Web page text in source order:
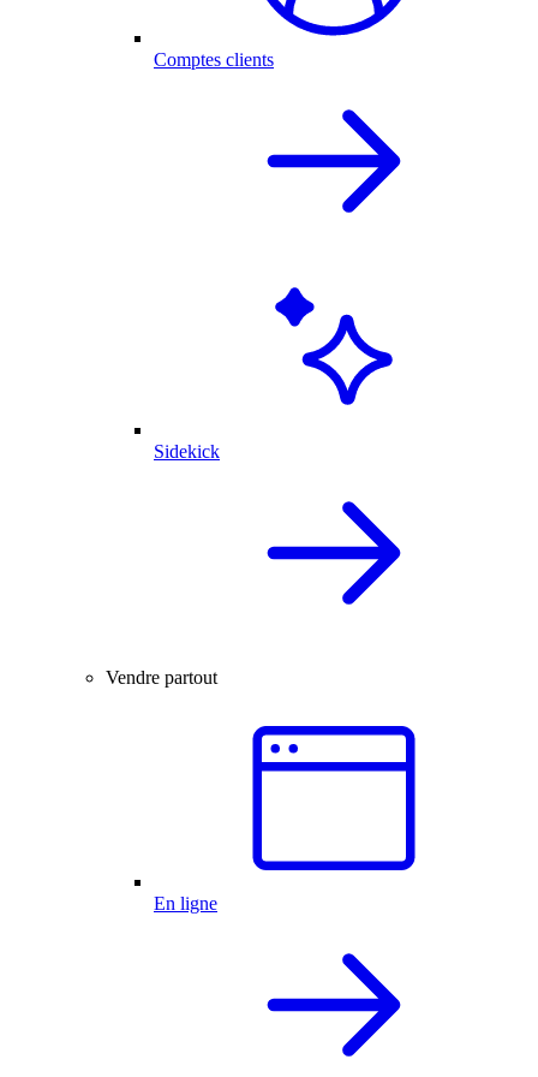
Comptes clients
Sidekick
Vendre partout
En ligne